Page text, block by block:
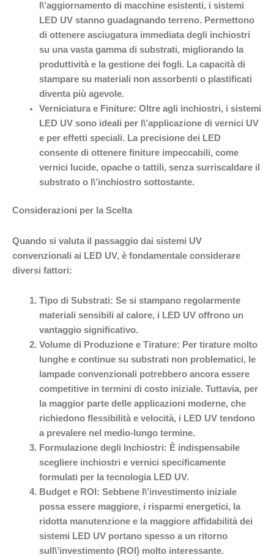
l\’aggiornamento di macchine esistenti, i sistemi
LED UV stanno guadagnando terreno. Permettono
di ottenere asciugatura immediata degli inchiostri
su una vasta gamma di substrati, migliorando la
produttività e la gestione dei fogli. La capacità di
stampare su materiali non assorbenti o plastificati
diventa più agevole.
Verniciatura e Finiture: Oltre agli inchiostri, i sistemi
LED UV sono ideali per l\’applicazione di vernici UV
e per effetti speciali. La precisione dei LED
consente di ottenere finiture impeccabili, come
vernici lucide, opache o tattili, senza surriscaldare il
substrato o l\’inchiostro sottostante.
Considerazioni per la Scelta
Quando si valuta il passaggio dai sistemi UV
convenzionali ai LED UV, è fondamentale considerare
diversi fattori:
Tipo di Substrati: Se si stampano regolarmente
materiali sensibili al calore, i LED UV offrono un
vantaggio significativo.
Volume di Produzione e Tirature: Per tirature molto
lunghe e continue su substrati non problematici, le
lampade convenzionali potrebbero ancora essere
competitive in termini di costo iniziale. Tuttavia, per
la maggior parte delle applicazioni moderne, che
richiedono flessibilità e velocità, i LED UV tendono
a prevalere nel medio-lungo termine.
Formulazione degli Inchiostri: È indispensabile
scegliere inchiostri e vernici specificamente
formulati per la tecnologia LED UV.
Budget e ROI: Sebbene l\’investimento iniziale
possa essere maggiore, i risparmi energetici, la
ridotta manutenzione e la maggiore affidabilità dei
sistemi LED UV portano spesso a un ritorno
sull\’investimento (ROI) molto interessante.